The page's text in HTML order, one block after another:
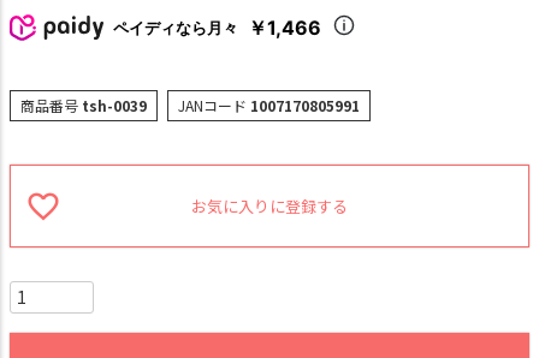
ペイディなら月々 ￥1,466
商品番号 tsh-0039 JANコード 1007170805991
お気に入りに登録する